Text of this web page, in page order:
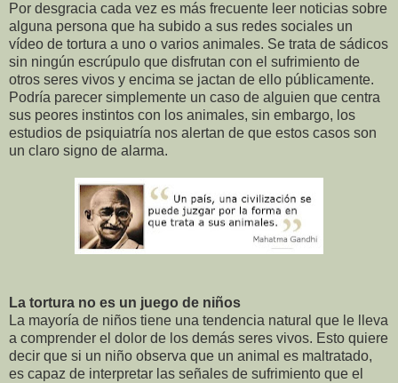
Por desgracia cada vez es más frecuente leer noticias sobre
alguna persona que ha subido a sus redes sociales un
vídeo de tortura a uno o varios animales. Se trata de sádicos
sin ningún escrúpulo que disfrutan con el sufrimiento de
otros seres vivos y encima se jactan de ello públicamente.
Podría parecer simplemente un caso de alguien que centra
sus peores instintos con los animales, sin embargo, los
estudios de psiquiatría nos alertan de que estos casos son
un claro signo de alarma.
La tortura no es un juego de niños
La mayoría de niños tiene una tendencia natural que le lleva
a comprender el dolor de los demás seres vivos. Esto quiere
decir que si un niño observa que un animal es maltratado,
es capaz de interpretar las señales de sufrimiento que el